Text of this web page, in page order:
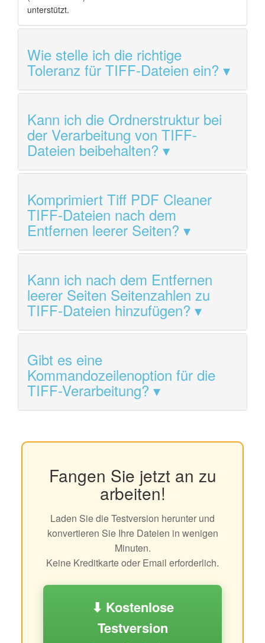
unterstützt.
Wie stelle ich die richtige
Toleranz für TIFF-Dateien ein?
Kann ich die Ordnerstruktur bei
der Verarbeitung von TIFF-
Dateien beibehalten?
Komprimiert Tiff PDF Cleaner
TIFF-Dateien nach dem
Entfernen leerer Seiten?
Kann ich nach dem Entfernen
leerer Seiten Seitenzahlen zu
TIFF-Dateien hinzufügen?
Gibt es eine
Kommandozeilenoption für die
TIFF-Verarbeitung?
Fangen Sie jetzt an zu
arbeiten!
Laden Sie die Testversion herunter und
konvertieren Sie Ihre Dateien in wenigen
Minuten.
Keine Kreditkarte oder Email erforderlich.
⬇ Kostenlose
Testversion